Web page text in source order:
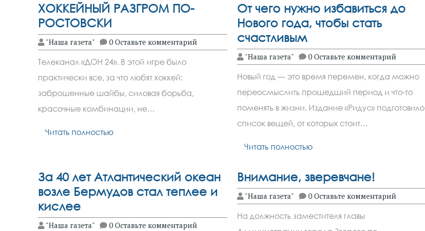
ХОККЕЙНЫЙ РАЗГРОМ ПО-
РОСТОВСКИ
"Наша газета" 0 Оставьте комментарий
Телеканал «ДОН 24». В этой игре было
практически все, за что любят хоккей:
заброшенные шайбы, силовая борьба,
красочные комбинации, не…
Читать полностью
От чего нужно избавиться до
Нового года, чтобы стать
счастливым
"Наша газета" 0 Оставьте комментарий
Новый год — это время перемен, когда можно
переосмыслить прошедший период и что-то
поменять в жизни. Издание «Ридус» подготовило
список вещей, от которых стоит…
Читать полностью
За 40 лет Атлантический океан
возле Бермудов стал теплее и
кислее
"Наша газета" 0 Оставьте комментарий
Внимание, зверевчане!
"Наша газета" 0 Оставьте комментарий
На должность заместителя главы